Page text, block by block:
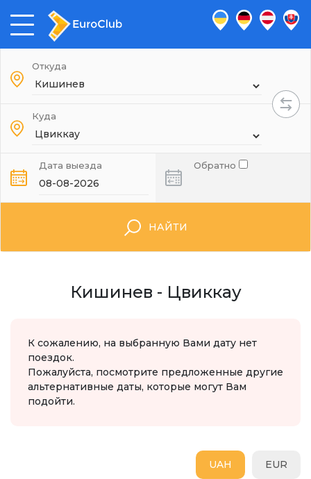
Откуда
Куда
Дата выезда Обратно
НАЙТИ
Кишинев - Цвиккау
К сожалению, на выбранную Вами дату нет
поездок.
Пожалуйста, посмотрите предложенные другие
альтернативные даты, которые могут Вам
подойти.
EUR
UAH